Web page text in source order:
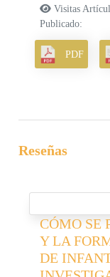
Visitas
Publicado:
PDF
Reseñas
CÓMO SE
Y LA
DE